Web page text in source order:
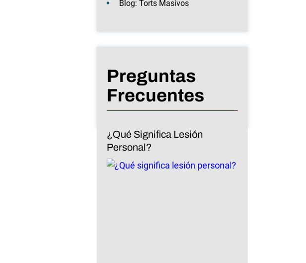
Blog: Torts Masivos
Preguntas
Frecuentes
¿Qué Significa Lesión
Personal?